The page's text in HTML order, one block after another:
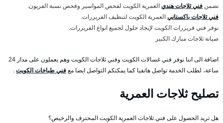
نضمن فني ثلاجات هنديالعمرية الكويت لفحص المواسير وفحص نسبة الفريون.
فني ثلاجات باكستانيالعمرية الكويت لتنظيف الفريزرات.
نوفر فني فريزرات الكويت لإيجاد حلول لجميع انواع الفريزرات.
صيانة ثلاجات مبارك الكبير
اضافة الى اننا نوفر فني غسالات الكويت وفني ثلاجات الكويت وهم يعملون على مدار 24
ساعة، لطلب الخدمة تواصل هاتفيا كما يمكنكم التواصل ايضا معفني طباخات الكويت.
تصليح ثلاجات العمرية
هل تريد الحصول على فني ثلاجات العمرية الكويت المحترف والرخيص؟